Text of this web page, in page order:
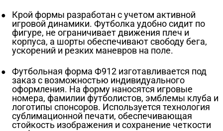
Крой формы разработан с учетом активной
игровой динамики. Футболка удобно сидит по
фигуре, не ограничивает движения плеч и
корпуса, а шорты обеспечивают свободу бега,
ускорений и резких маневров на поле.
Футбольная форма Ф912 изготавливается под
заказ с возможностью индивидуального
оформления. На форму наносятся игровые
номера, фамилии футболистов, эмблемы клуба и
логотипы спонсоров. Используется технология
сублимационной печати, обеспечивающая
стойкость изображения и сохранение четкости